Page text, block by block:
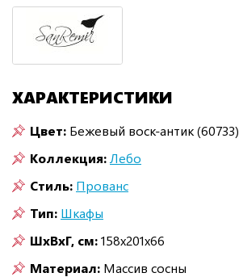
ХАРАКТЕРИСТИКИ
Цвет: Бежевый воск-антик (60733)
Коллекция:Лебо
Стиль: Прованс
Тип: Шкафы
ШxВxГ, см:158x201x66
Материал: Массив сосны